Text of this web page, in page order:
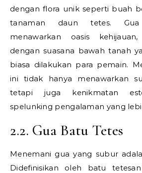
dengan flora unik seperti buah
tanaman daun tetes.
menawarkan oasis
dengan suasana bawah tanah
biasa dilakukan para pemain.
ini tidak hanya menawarkan
tetapi juga kenikmatan
spelunking pengalaman yang
2.2. Gua Batu Tetes
Menemani gua yang subur
Didefinisikan oleh batu